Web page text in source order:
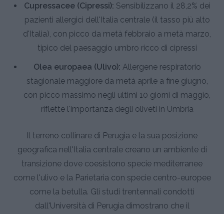
Cupressacee (Cipressi): Sensibilizzano il 28,2% dei
pazienti allergici dell'Italia centrale (il tasso più alto
d'Italia), con picco da metà febbraio a metà marzo,
tipico del paesaggio umbro ricco di cipressi
Olea europaea (Ulivo): Allergene respiratorio
stagionale maggiore da metà aprile a fine giugno,
con picco massimo negli ultimi 10 giorni di maggio,
riflette l'importanza degli oliveti in Umbria
Il terreno collinare di Perugia e la sua posizione
geografica nell'Italia centrale creano un ambiente di
transizione dove coesistono specie mediterranee
come l'ulivo e la Parietaria con specie centro-europee
come la betulla. Gli studi trentennali condotti
dall'Università di Perugia dimostrano che il